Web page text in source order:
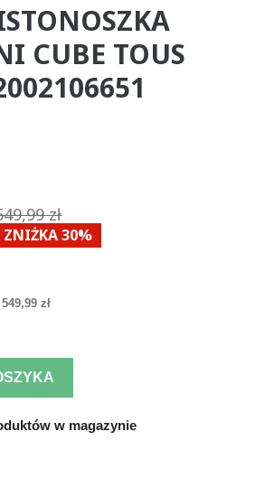
CUBE TOUS
zł
ZNIŻKA 30%
549,99 zł
w magazynie